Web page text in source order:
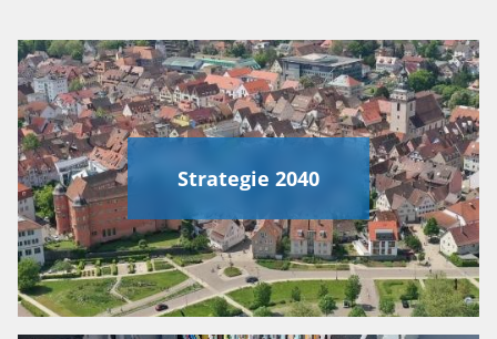
Strategie 2040